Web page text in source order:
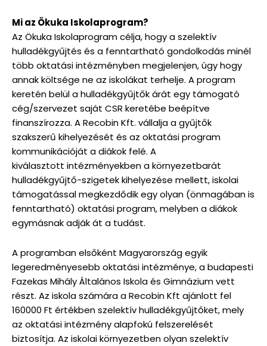
Mi az Ökuka Iskolaprogram?
Az Ökuka Iskolaprogram célja, hogy a szelektív
hulladékgyűjtés és a fenntartható gondolkodás minél
több oktatási intézményben megjelenjen, úgy hogy
annak költsége ne az iskolákat terhelje. A program
keretén belül a hulladékgyűjtők árát egy támogató
cég/szervezet saját CSR keretébe beépítve
finanszírozza. A Recobin Kft. vállalja a gyűjtők
szakszerű kihelyezését és az oktatási program
kommunikációját a diákok felé. A
kiválasztott intézményekben a környezetbarát
hulladékgyűjtő-szigetek kihelyezése mellett, iskolai
támogatással megkezdődik egy olyan (önmagában is
fenntartható) oktatási program, melyben a diákok
egymásnak adják át a tudást.
A programban elsőként Magyarország egyik
legeredményesebb oktatási intézménye, a budapesti
Fazekas Mihály Általános Iskola és Gimnázium vett
részt. Az iskola számára a Recobin Kft ajánlott fel
160000 Ft értékben szelektív hulladékgyűjtőket, mely
az oktatási intézmény alapfokú felszerelését
biztosítja. Az iskolai környezetben olyan szelektív